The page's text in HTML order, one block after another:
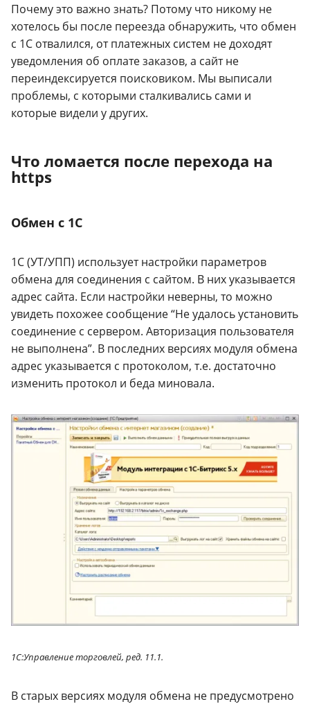
Почему это важно знать? Потому что никому не
хотелось бы после переезда обнаружить, что обмен
с 1С отвалился, от платежных систем не доходят
уведомления об оплате заказов, а сайт не
переиндексируется поисковиком. Мы выписали
проблемы, с которыми сталкивались сами и
которые видели у других.
Что ломается после перехода на
https
Обмен с 1С
1С (УТ/УПП) использует настройки параметров
обмена для соединения с сайтом. В них указывается
адрес сайта. Если настройки неверны, то можно
увидеть похожее сообщение “Не удалось установить
соединение с сервером. Авторизация пользователя
не выполнена”. В последних версиях модуля обмена
адрес указывается с протоколом, т.е. достаточно
изменить протокол и беда миновала.
1С:Управление торговлей, ред. 11.1.
В старых версиях модуля обмена не предусмотрено